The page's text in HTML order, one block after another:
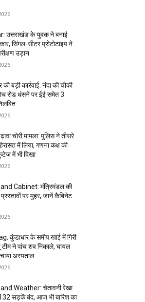
उत्तराखंड के युवक ने बनाई
सिंगल-सीटर प्रोटोटाइप ने
उड़ान
की बड़ी कार्रवाई: नंदा की चौकी
रोड धंसने पर ईई समेत 3
चोरी मामला: पुलिस ने तीसरे
में लिया, गणना कक्ष की
में भी दिखा
Cabinet: मंत्रिमंडल की
पर मुहर, जानें कैबिनेट
कुंडाधार के समीप खाई में गिरी
ने पांच शव निकाले, घायल
अस्पताल
Weather: चेतावनी रेखा
132 सड़कें बंद, आज भी बारिश का